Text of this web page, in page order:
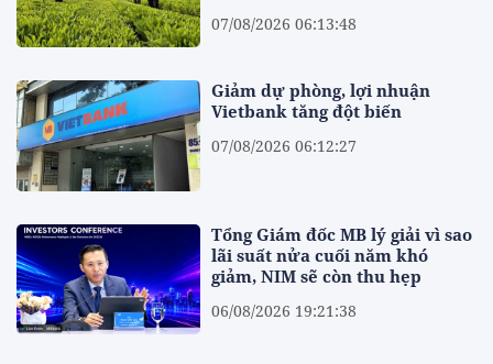
07/08/2026 06:13:48
Giảm dự phòng, lợi nhuận
Vietbank tăng đột biến
07/08/2026 06:12:27
Tổng Giám đốc MB lý giải vì sao
lãi suất nửa cuối năm khó
giảm, NIM sẽ còn thu hẹp
06/08/2026 19:21:38